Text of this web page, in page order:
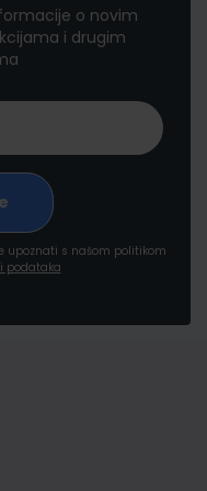
o novim
i drugim
upoznati s našom politikom
podataka